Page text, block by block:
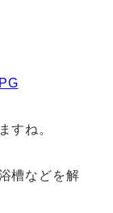
すね。
槽などを解